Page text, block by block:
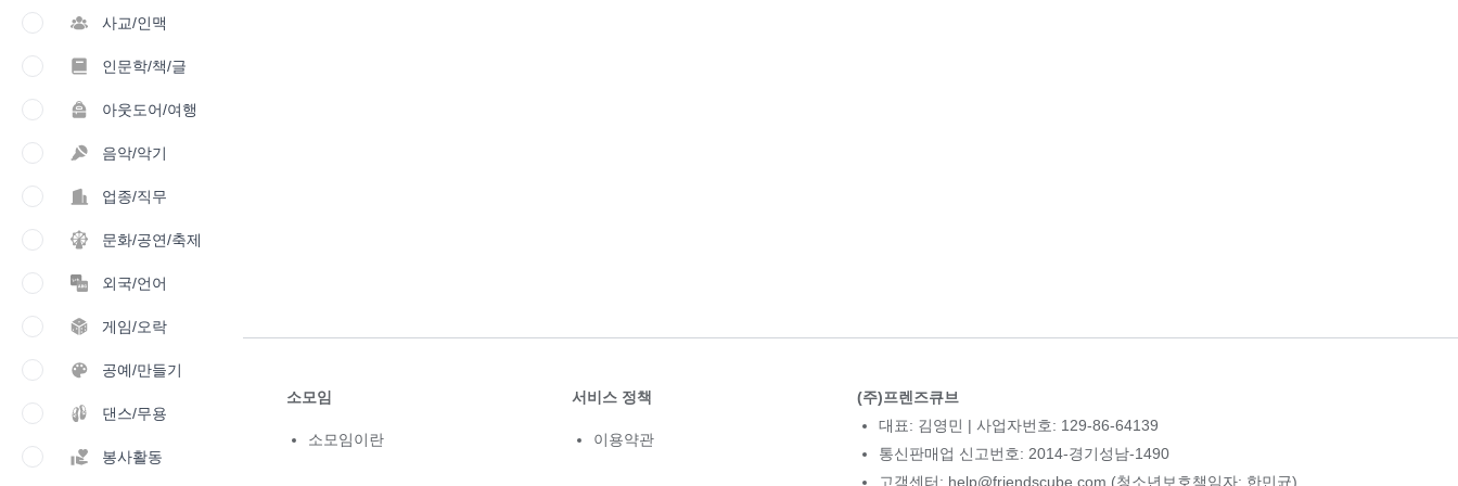
사교/인맥
인문학/책/글
아웃도어/여행
음악/악기
업종/직무
문화/공연/축제
외국/언어
게임/오락
공예/만들기
댄스/무용
봉사활동
소모임
소모임이란
서비스 정책
이용약관
(주)프렌즈큐브
대표: 김영민 | 사업자번호: 129-86-64139
통신판매업 신고번호: 2014-경기성남-1490
고객센터: help@friendscube.com (청소년보호책임자: 한민균)